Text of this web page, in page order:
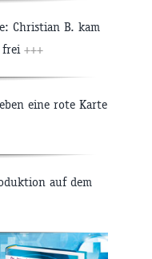
Christian B. kam
frei +++
eine rote Karte
auf dem